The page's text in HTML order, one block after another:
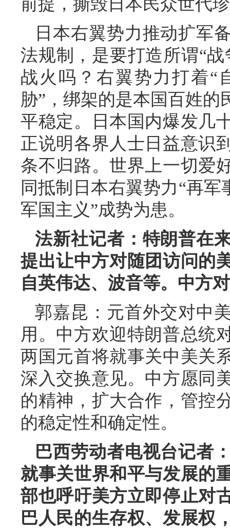
前提，撕毁日本民众世代
日本右翼势力推动扩军
法规制，是要打造所谓“
战火吗？右翼势力打着“
胁”，绑架的是本国百姓
平稳定。日本国内爆发几
正说明各界人士日益意识
条不归路。世界上一切爱
同抵制日本右翼势力“再
军国主义”成势为患。
法新社记者：特朗普在
提出让中方对随团访问的
自英伟达、波音等。中方
郭嘉昆：元首外交对中
用。中方欢迎特朗普总统
两国元首将就事关中美关
深入交换意见。中方愿同
的精神，扩大合作，管控
的稳定性和确定性。
巴西劳动者电视台记者
就事关世界和平与发展的
部也呼吁美方立即停止对
巴人民的生存权、发展权